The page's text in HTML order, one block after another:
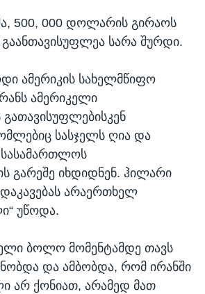
500, 000 დოლარის გირაოს
გაანთავისუფლეა სარა შურდი.
ამერიკის სახელმწიფო
ამერიკელი
სასჯელს ღია და
გარეშე იხდიდნენ. ჰილარი
არაერთხელ
უწოდა.
ბოლო მომენტამდე თავს
და ამბობდა, რომ ირანში
არ ქონიათ, არამედ მათ